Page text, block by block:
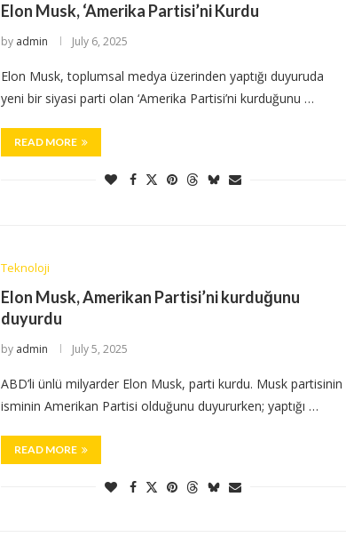
Elon Musk, ‘Amerika Partisi’ni Kurdu
by admin July 6, 2025
Elon Musk, toplumsal medya üzerinden yaptığı duyuruda
yeni bir siyasi parti olan ‘Amerika Partisi’ni kurduğunu …
READ MORE
Teknoloji
Elon Musk, Amerikan Partisi’ni kurduğunu
duyurdu
by admin July 5, 2025
ABD’li ünlü milyarder Elon Musk, parti kurdu. Musk partisinin
isminin Amerikan Partisi olduğunu duyururken; yaptığı …
READ MORE